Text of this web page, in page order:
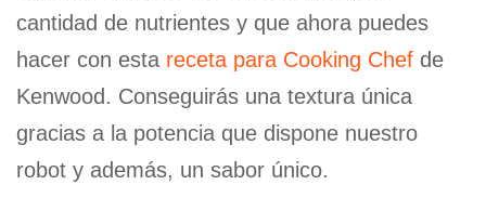
cantidad de nutrientes y que ahora puedes
hacer con esta receta para Cooking Chef de
Kenwood. Conseguirás una textura única
gracias a la potencia que dispone nuestro
robot y además, un sabor único.